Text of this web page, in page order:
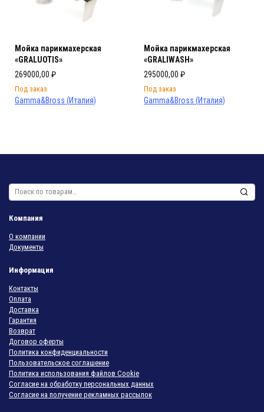
Мойка парикмахерская
«GRALUOTIS»
269000,00 ₽
Под заказ
Gamma&Bross (Италия)
Мойка парикмахерская
«GRALIWASH»
295000,00 ₽
Под заказ
Gamma&Bross (Италия)
Искать:
Компания
О компании
Документы
Информация
Контакты
Оплата
Доставка
Гарантия
Возврат
Договор оферты
Политика конфиденциальности
Пользовательское соглашение
Политика использования файлов Cookie
Согласие на обработку персональных данных
Согласие на получение рекламных рассылок